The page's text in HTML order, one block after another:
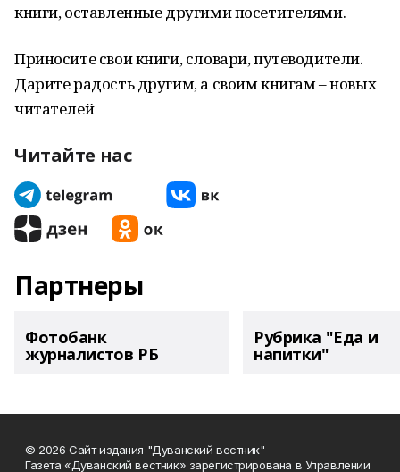
книги, оставленные другими посетителями.
Приносите свои книги, словари, путеводители.
Дарите радость другим, а своим книгам – новых
читателей
Читайте нас
Партнеры
Фотобанк
журналистов РБ
Рубрика "Еда и
напитки"
© 2026 Сайт издания "Дуванский вестник"
Газета «Дуванский вестник» зарегистрирована в Управлении